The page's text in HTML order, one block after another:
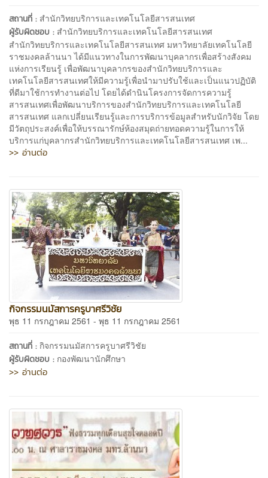
สถานที่ : สำนักวิทยบริการและเทคโนโลยีสารสนเทศ
ผู้รับผิดชอบ : สำนักวิทยบริการและเทคโนโลยีสารสนเทศ
สำนักวิทยบริการและเทคโนโลยีสารสนเทศ มหาวิทยาลัยเทคโนโลยี
ราชมงคลล้านนา ได้มีแนวทางในการพัฒนาบุคลากรเพื่อสร้างสังคม
แห่งการเรียนรู้ เพื่อพัฒนาบุคลากรของสำนักวิทยบริการและ
เทคโนโลยีสารสนเทศให้มีความรู้เพื่อนำมาปรับใช้และเป็นแนวปฏิบัติ
ที่ดีมาใช้การทำงานต่อไป โดยได้ดำนินโครงการจัดการความรู้
สารสนเทศเพื่อพัฒนาบริการของสำนักวิทยบริการและเทคโนโลยี
สารสนเทศ แลกเปลี่ยนเรียนรู้และการบริการข้อมูลสำหรับนักวิจัย โดย
มีวัตถุประสงค์เพื่อให้บรรณารักษ์ห้องสมุดถ่ายทอดความรู้ในการให้
บริการแก่บุคลากรสำนักวิทยบริการและเทคโนโลยีสารสนเทศ เพ...
>> อ่านต่อ
กิจกรรมนมัสการครูบาศรีวิชัย
พุธ 11 กรกฎาคม 2561 - พุธ 11 กรกฎาคม 2561
สถานที่ : กิจกรรมนมัสการครูบาศรีวิชัย
ผู้รับผิดชอบ : กองพัฒนานักศึกษา
>> อ่านต่อ